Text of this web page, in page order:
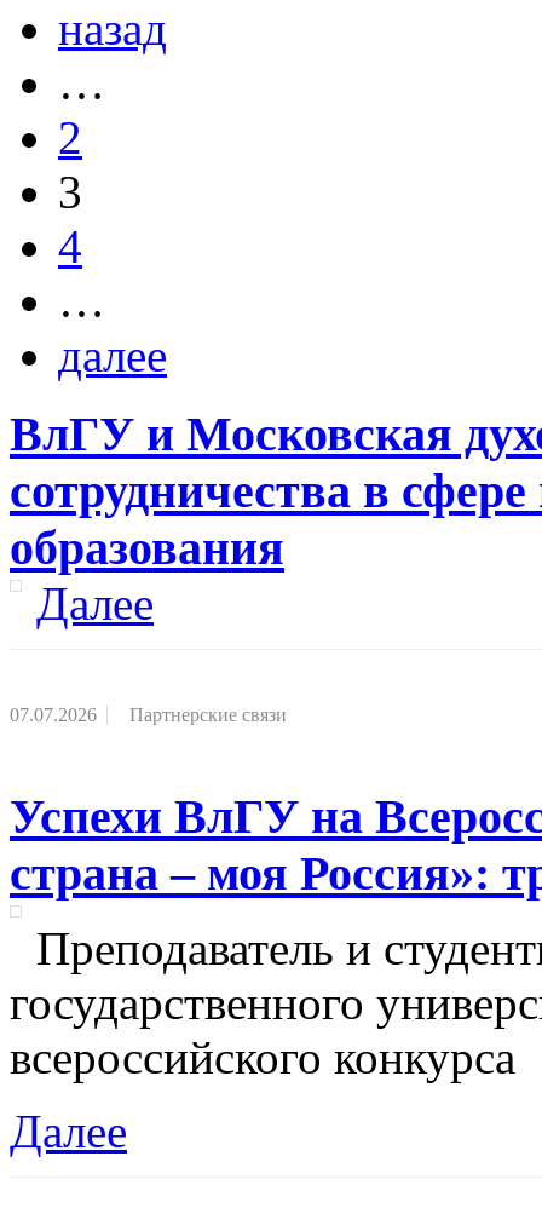
назад
…
2
3
4
…
далее
ВлГУ и Московская
сотрудничества в
образования
Далее
07.07.2026 Партнерские связи
Успехи ВлГУ на
страна – моя Россия»:
Преподаватель и
государственного
всероссийского конкурса
Далее